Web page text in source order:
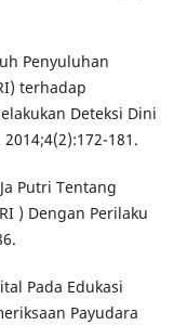
Penyuluhan
terhadap
Deteksi Dini
181.
Putri Tentang
) Dengan Perilaku
Pada Edukasi
Payudara